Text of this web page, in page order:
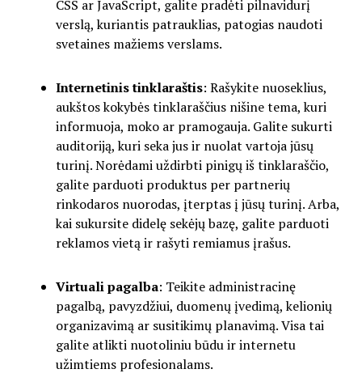
CSS ar JavaScript, galite pradėti pilnavidurį
verslą, kuriantis patrauklias, patogias naudoti
svetaines mažiems verslams.
Internetinis tinklaraštis: Rašykite nuoseklius,
aukštos kokybės tinklaraščius nišine tema, kuri
informuoja, moko ar pramogauja. Galite sukurti
auditoriją, kuri seka jus ir nuolat vartoja jūsų
turinį. Norėdami uždirbti pinigų iš tinklaraščio,
galite parduoti produktus per partnerių
rinkodaros nuorodas, įterptas į jūsų turinį. Arba,
kai sukursite didelę sekėjų bazę, galite parduoti
reklamos vietą ir rašyti remiamus įrašus.
Virtuali pagalba: Teikite administracinę
pagalbą, pavyzdžiui, duomenų įvedimą, kelionių
organizavimą ar susitikimų planavimą. Visa tai
galite atlikti nuotoliniu būdu ir internetu
užimtiems profesionalams.